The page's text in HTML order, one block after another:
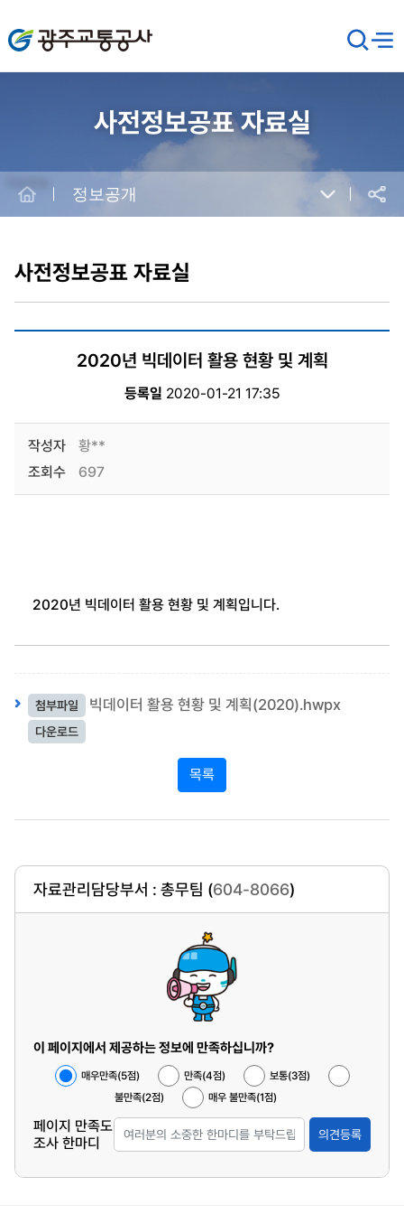
광주교통공사
검
색
창
메뉴
사전정보공표 자료실
공유
정보공개
사전정보공표 자료실
2020년 빅데이터 활용 현황 및 계획
등록일 2020-01-21 17:35
작성자
황**
조회수
697
2020년 빅데이터 활용 현황 및 계획입니다.
첨부파일 빅데이터 활용 현황 및 계획(2020).hwpx
다운로드
목록
자료관리담당부서 : 총무팀 (604-8066)
이 페이지에서 제공하는 정보에 만족하십니까?
매우만족(5점) 만족(4점)
보통(3점)
불만족(2점)
매우 불만족(1점)
페이지 만족도
조사 한마디
의견등록